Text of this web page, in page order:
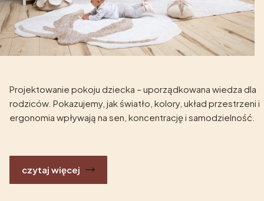
Projektowanie pokoju dziecka – uporządkowana wiedza dla
rodziców. Pokazujemy, jak światło, kolory, układ przestrzeni i
ergonomia wpływają na sen, koncentrację i samodzielność.
czytaj więcej